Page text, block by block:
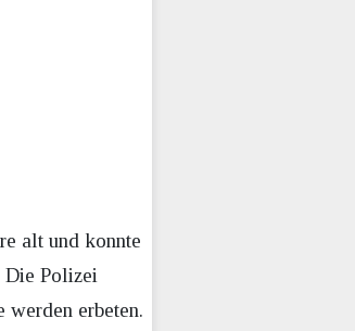
alt und konnte
Die Polizei
werden erbeten.